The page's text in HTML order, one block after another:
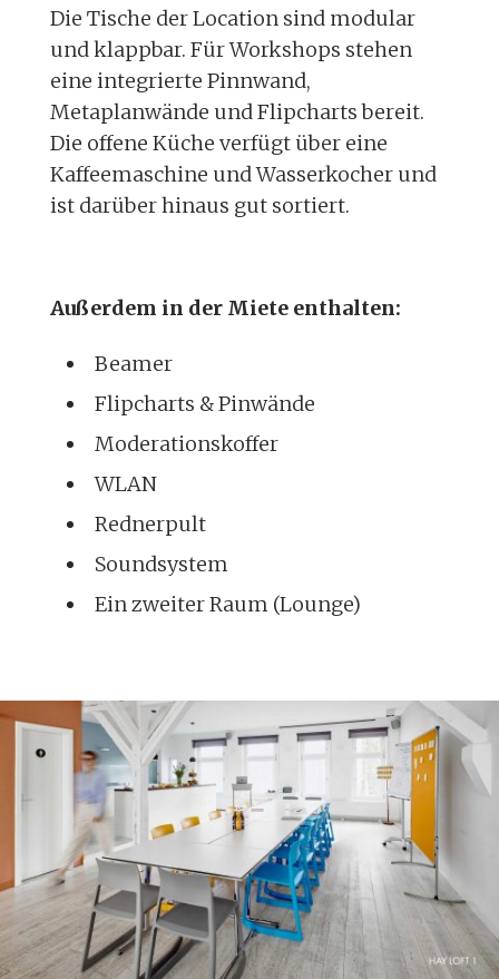
Die Tische der Location sind modular
und klappbar. Für Workshops stehen
eine integrierte Pinnwand,
Metaplanwände und Flipcharts bereit.
Die offene Küche verfügt über eine
Kaffeemaschine und Wasserkocher und
ist darüber hinaus gut sortiert.
Außerdem in der Miete enthalten:
Beamer
Flipcharts & Pinwände
Moderationskoffer
WLAN
Rednerpult
Soundsystem
Ein zweiter Raum (Lounge)